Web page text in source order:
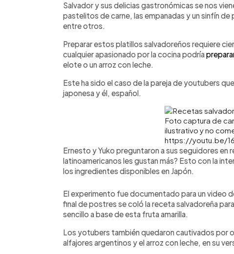
Salvador y sus delicias gastronómicas se nos
pastelitos de carne, las empanadas y un sinfín
entre otros.
Preparar estos platillos salvadoreños requiere
cualquier apasionado por la cocina podría
elote o un arroz con leche.
Este ha sido el caso de la pareja de youtubers
japonesa y él, español.
Foto captura de
ilustrativo y no
https://youtu.be/
Ernesto y Yuko preguntaron a sus seguidores en
latinoamericanos les gustan más? Esto con la
los ingredientes disponibles en Japón.
El experimento fue documentado para un video
final de postres se coló la receta salvadoreña
sencillo a base de esta fruta amarilla.
Los yotubers también quedaron cautivados por
alfajores argentinos y el arroz con leche, en su